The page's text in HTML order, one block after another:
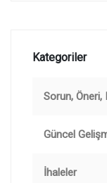
Kategoriler
Sorun, Öneri,
Güncel
İhaleler